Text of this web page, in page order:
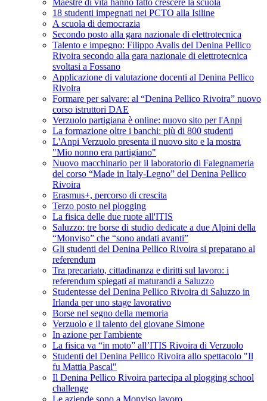
Maestre di vita hanno fatto crescere la scuola
18 studenti impegnati nei PCTO alla Isiline
A scuola di democrazia
Secondo posto alla gara nazionale di elettrotecnica
Talento e impegno: Filippo Avalis del Denina Pellico
Rivoira secondo alla gara nazionale di elettrotecnica
svoltasi a Fossano
Applicazione di valutazione docenti al Denina Pellico
Rivoira
Formare per salvare: al “Denina Pellico Rivoira” nuovo
corso istruttori DAE
Verzuolo partigiana è online: nuovo sito per l'Anpi
La formazione oltre i banchi: più di 800 studenti
L'Anpi Verzuolo presenta il nuovo sito e la mostra
"Mio nonno era partigiano"
Nuovo macchinario per il laboratorio di Falegnameria
del corso “Made in Italy-Legno” del Denina Pellico
Rivoira
Erasmus+, percorso di crescita
Terzo posto nel plogging
La fisica delle due ruote all'ITIS
Saluzzo: tre borse di studio dedicate a due Alpini della
“Monviso” che “sono andati avanti”
Gli studenti del Denina Pellico Rivoira si preparano al
referendum
Tra precariato, cittadinanza e diritti sul lavoro: i
referendum spiegati ai maturandi a Saluzzo
Studentesse del Denina Pellico Rivoira di Saluzzo in
Irlanda per uno stage lavorativo
Borse nel segno della memoria
Verzuolo e il talento del giovane Simone
In azione per l'ambiente
La fisica va “in moto” all’ITIS Rivoira di Verzuolo
Studenti del Denina Pellico Rivoira allo spettacolo "Il
fu Mattia Pascal"
Il Denina Pellico Rivoira partecipa al plogging school
challenge